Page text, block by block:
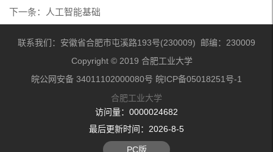
下一条：
人工智能基础
联系我们：安徽省合肥市屯溪路193号(230009) 邮编：230009
Copyright © 2019 合肥工业大学
皖公网安备 34011102000080号 皖ICP备05018251号-1
合肥工业大学
访问量： 0000024682
最后更新时间： 2026-8-5
PC版